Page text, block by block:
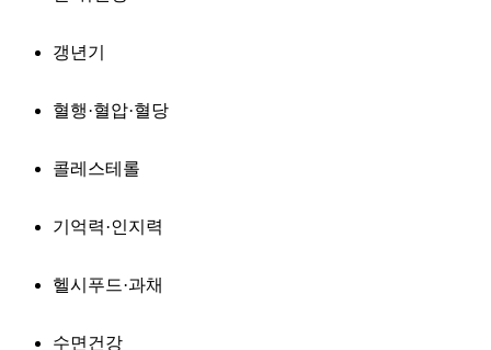
갱년기
혈행·혈압·혈당
콜레스테롤
기억력·인지력
헬시푸드·과채
수면건강